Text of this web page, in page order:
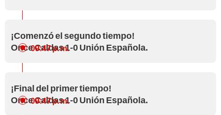
¡Comenzó el segundo tiempo!
Once Caldas 1-0 Unión Española.
09:47 p. m.
¡Final del primer tiempo!
Once Caldas 1-0 Unión Española.
09:47 p. m.